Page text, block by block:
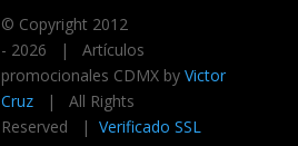
© Copyright 2012
- 2026 | Artículos
promocionales CDMX by Victor
Cruz| All Rights
Reserved | Verificado SSL